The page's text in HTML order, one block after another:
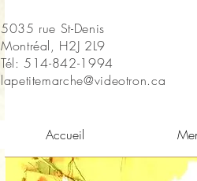
5035 rue St-Denis
Montréal, H2J 2L9
Tél: 514-842-1994
lapetitemarche@videotron.ca
Accueil